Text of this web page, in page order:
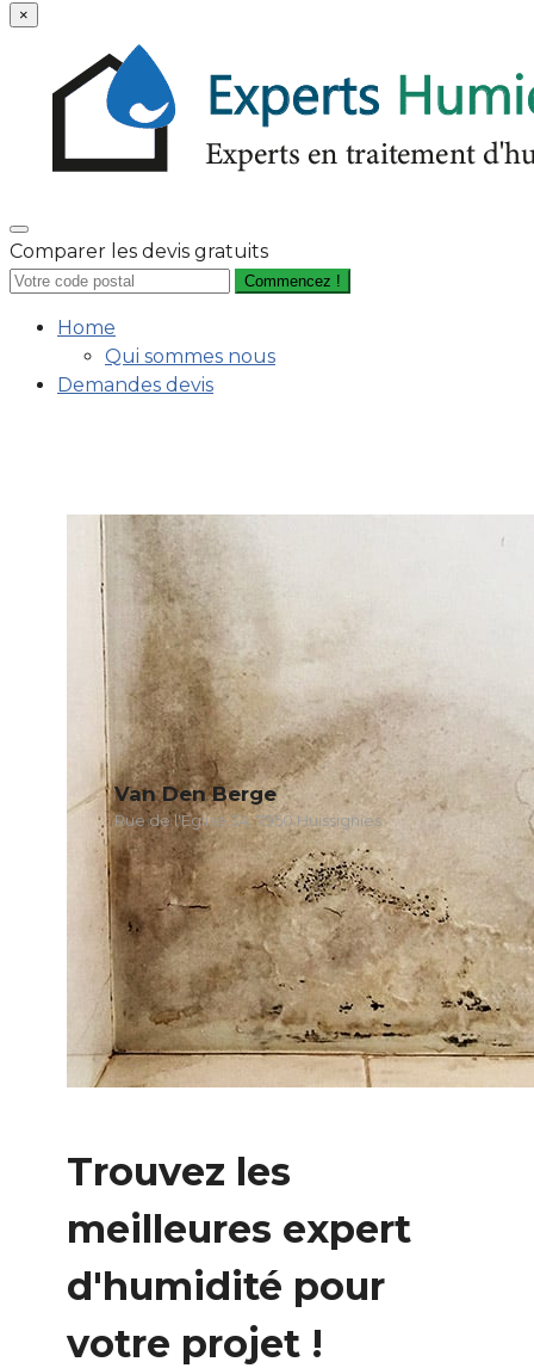
×
Comparer les devis gratuits
Commencez !
Home
Qui sommes nous
Demandes devis
Van Den Berge
Rue de l'Eglise 34, 7950 Huissignies
Trouvez les
meilleures expert
d'humidité pour
votre projet !